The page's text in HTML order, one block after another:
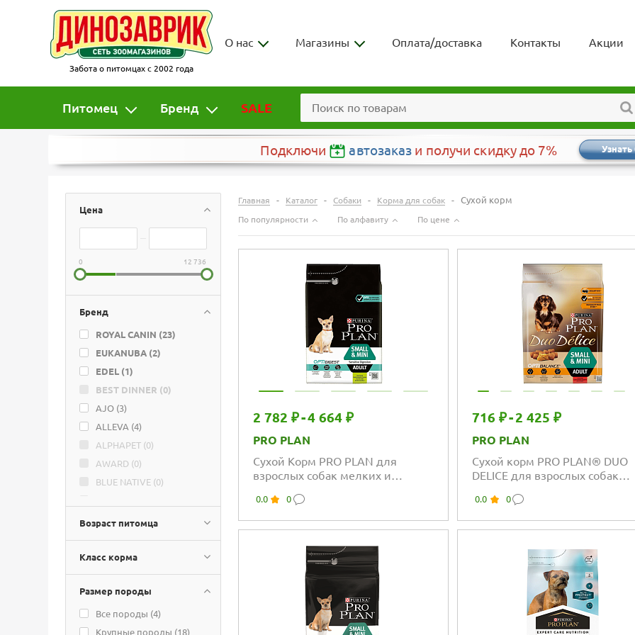
Забота о питомцах с 2002 года
О нас Магазины Оплата/доставка Контакты Акции
Питомец Бренд SALE
Подключи автозаказ и получи скидку до 7%
Цена
0 12 736
Бренд
ROYAL CANIN (23)
EUKANUBA (2)
EDEL (1)
BEST DINNER (0)
AJO (3)
ALLEVA (4)
ALPHAPET (0)
AWARD (0)
BLUE NATIVE (0)
ENSO (0)
FARMINA (0)
FARMINA VET LIFE (
FLORIDA (2
GRANDORF (0)
Возраст питомца
Класс корма
Размер породы
Все породы (4)
Крупные породы (18)
Главная - Каталог - Собаки - Корма для собак - Сухой корм
По популярности По алфавиту По цене
2 782 ₽-4 664 ₽
PRO PLAN
Сухой Корм PRO PLAN для
взрослых собак мелких и
чувствительным пищеварением
с высоким содержанием ягненка
0.0 0
716 ₽-2 425 ₽
PRO PLAN
Сухой корм PRO PLAN® DUO
DELICE для взрослых собак
высоким содержанием
0.0 0